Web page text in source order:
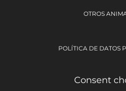
OTROS
POLÍTICA DE DATOS
Consent